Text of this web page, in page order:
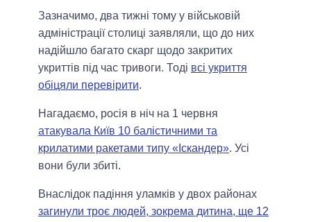
Зазначимо, два тижні тому у військовій
адміністрації столиці заявляли, що до них
надійшло багато скарг щодо закритих
укриттів під час тривоги. Тоді всі укриття
обіцяли перевірити.
Нагадаємо, росія в ніч на 1 червня
атакувала Київ 10 балістичними та
крилатими ракетами типу «Іскандер». Усі
вони були збиті.
Внаслідок падіння уламків у двох районах
загинули троє людей, зокрема дитина, ще 12